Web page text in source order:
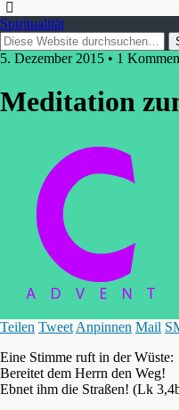
Spiritualität
5. Dezember 2015 • 1
Meditation
Teilen Tweet Anpinnen Mail
Eine Stimme ruft in der Wüste:
Bereitet dem Herrn den Weg!
Ebnet ihm die Straßen! (Lk